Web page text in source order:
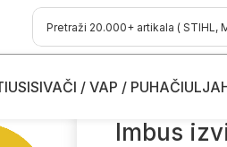
USISIVAČI / VAP / PUHAČIULJA
– šarafciger sa kuglom Proxxon
Imbus